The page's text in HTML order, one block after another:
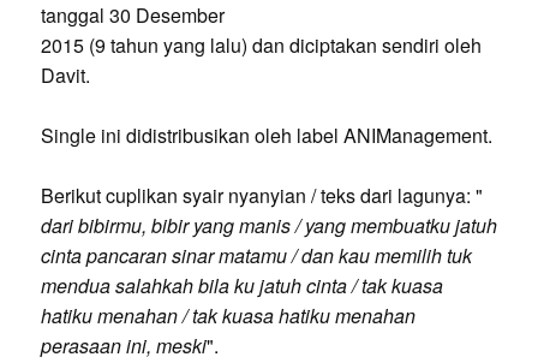
tanggal 30 Desember
2015 (9 tahun yang lalu) dan diciptakan sendiri oleh
Davit.
Single ini didistribusikan oleh label ANIManagement.
Berikut cuplikan syair nyanyian / teks dari lagunya: "
dari bibirmu, bibir yang manis / yang membuatku jatuh
cinta pancaran sinar matamu / dan kau memilih tuk
mendua salahkah bila ku jatuh cinta / tak kuasa
hatiku menahan / tak kuasa hatiku menahan
perasaan ini, meski".